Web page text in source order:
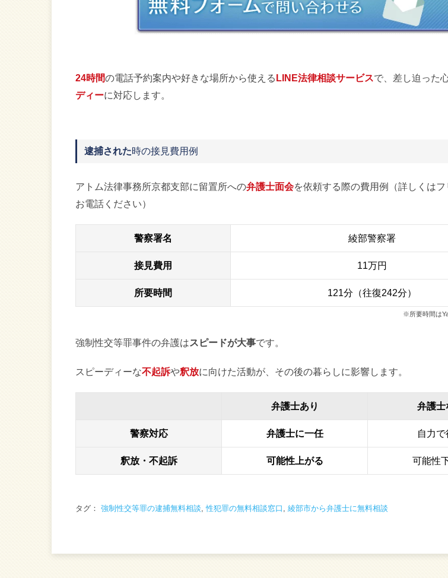
24時間の電話予約案内や好きな場所から使えるLINE法律相談サービスで、差し迫った
ディーに対応します。
逮捕された時の接見費用例
アトム法律事務所京都支部に留置所への弁護士面会を依頼する際の費用例（詳しくはフ
お電話ください）
警察署名 綾部警察署
接見費用 11万円
所要時間 121分（往復242分）
※所要時間は
強制性交等罪事件の弁護はスピードが大事です。
スピーディーな不起訴や釈放に向けた活動が、その後の暮らしに影響します。
弁護士あり 弁護士
警察対応 弁護士に一任 自力で
釈放・不起訴 可能性上がる 可能性
タグ： 強制性交等罪の逮捕無料相談 ,性犯罪の無料相談窓口 綾部市から弁護士に無料相談